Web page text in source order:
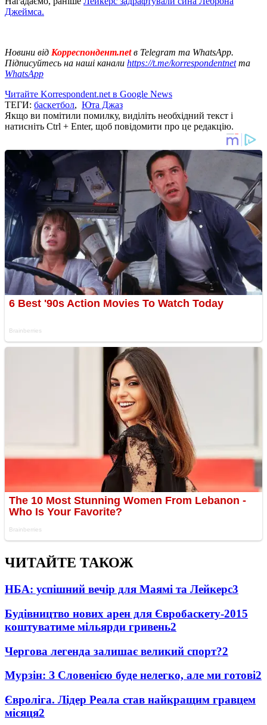
Джеймса.
Новини від Корреспондент.netв Telegram та WhatsApp.
Підписуйтесь на наші канали https://t.me/korrespondentnetта
WhatsApp
Читайте Korrespondent.net в Google News
ТЕГИ: баскетбол, Юта Джаз
Якщо ви помітили помилку, виділіть необхідний текст і
натисніть Ctrl + Enter, щоб повідомити про це редакцію.
ЧИТАЙТЕ ТАКОЖ
НБА: успішний вечір для Маямі та Лейкерс3
Будівництво нових арен для Євробаскету-2015
коштуватиме мільярди гривень2
Чергова легенда залишає великий спорт?2
Мурзін: З Словенією буде нелегко, але ми готові2
Євроліга. Лідер Реала став найкращим гравцем
місяця2